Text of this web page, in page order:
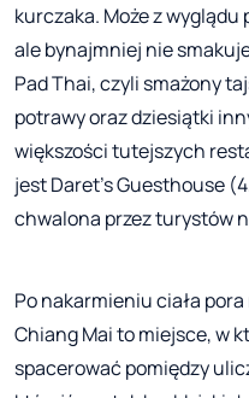
kurczaka. Może z
ale bynajmniej nie
Pad Thai, czyli smażony
potrawy oraz dziesiątki
większości tutejszych
jest Daret's Guesthouse
chwalona przez turystów
Po nakarmieniu ciała
Chiang Mai to miejsce, w
spacerować pomiędzy